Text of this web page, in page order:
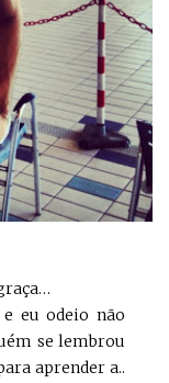
eu odeio não
se lembrou
aprender a..